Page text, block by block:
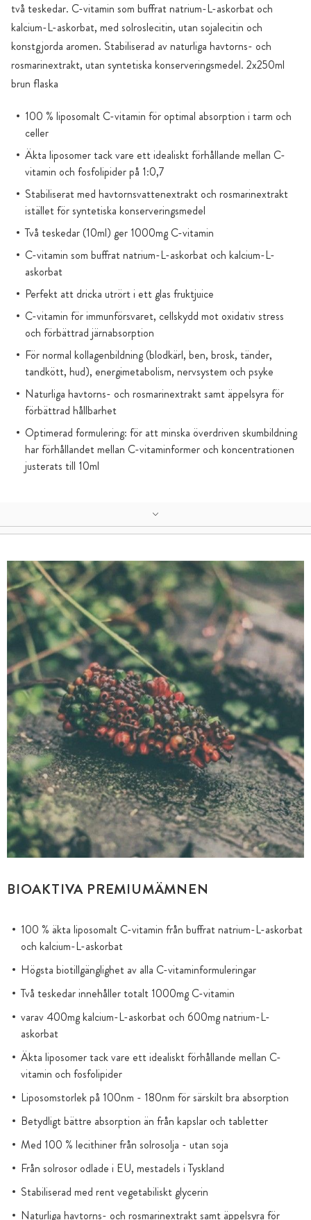
två teskedar. C-vitamin som buffrat natrium-L-askorbat och
kalcium-L-askorbat, med solroslecitin, utan sojalecitin och
konstgjorda aromen. Stabiliserad av naturliga havtorns- och
rosmarinextrakt, utan syntetiska konserveringsmedel. 2x250ml
brun flaska
100 % liposomalt C-vitamin för optimal absorption i tarm och
celler
Äkta liposomer tack vare ett idealiskt förhållande mellan C-
vitamin och fosfolipider på 1:0,7
Stabiliserat med havtornsvattenextrakt och rosmarinextrakt
istället för syntetiska konserveringsmedel
Två teskedar (10ml) ger 1000mg C-vitamin
C-vitamin som buffrat natrium-L-askorbat och kalcium-L-
askorbat
Perfekt att dricka utrört i ett glas fruktjuice
C-vitamin för immunförsvaret, cellskydd mot oxidativ stress
och förbättrad järnabsorption
För normal kollagenbildning (blodkärl, ben, brosk, tänder,
tandkött, hud), energimetabolism, nervsystem och psyke
Naturliga havtorns- och rosmarinextrakt samt äppelsyra för
förbättrad hållbarhet
Optimerad formulering: för att minska överdriven skumbildning
har förhållandet mellan C-vitaminformer och koncentrationen
justerats till 10ml
BIOAKTIVA PREMIUMÄMNEN
100 % äkta liposomalt C-vitamin från buffrat natrium-L-askorbat
och kalcium-L-askorbat
Högsta biotillgänglighet av alla C-vitaminformuleringar
Två teskedar innehåller totalt 1000mg C-vitamin
varav 400mg kalcium-L-askorbat och 600mg natrium-L-
askorbat
Äkta liposomer tack vare ett idealiskt förhållande mellan C-
vitamin och fosfolipider
Liposomstorlek på 100nm - 180nm för särskilt bra absorption
Betydligt bättre absorption än från kapslar och tabletter
Med 100 % lecithiner från solrosolja - utan soja
Från solrosor odlade i EU, mestadels i Tyskland
Stabiliserad med rent vegetabiliskt glycerin
Naturliga havtorns- och rosmarinextrakt samt äppelsyra för